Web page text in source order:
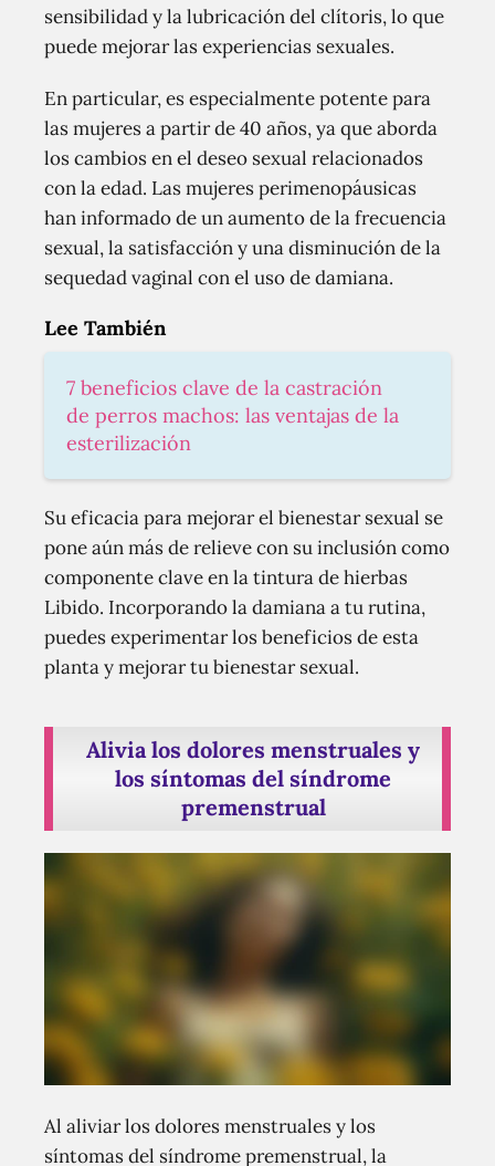
sensibilidad y la lubricación del clítoris, lo que
puede mejorar las experiencias sexuales.
En particular, es especialmente potente para
las mujeres a partir de 40 años, ya que aborda
los cambios en el deseo sexual relacionados
con la edad. Las mujeres perimenopáusicas
han informado de un aumento de la frecuencia
sexual, la satisfacción y una disminución de la
sequedad vaginal con el uso de damiana.
Lee También
7 beneficios clave de la castración
de perros machos: las ventajas de la
esterilización
Su eficacia para mejorar el bienestar sexual se
pone aún más de relieve con su inclusión como
componente clave en la tintura de hierbas
Libido. Incorporando la damiana a tu rutina,
puedes experimentar los beneficios de esta
planta y mejorar tu bienestar sexual.
Alivia los dolores menstruales y
los síntomas del síndrome
premenstrual
Al aliviar los dolores menstruales y los
síntomas del síndrome premenstrual, la